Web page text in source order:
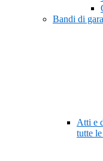
Bandi di
Atti e
tutte